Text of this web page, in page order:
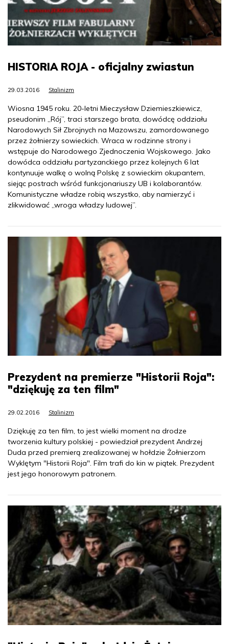
HISTORIA ROJA - oficjalny zwiastun
29.03.2016 Stalinizm
Wiosna 1945 roku. 20-letni Mieczysław Dziemieszkiewicz,
pseudonim „Rój”, traci starszego brata, dowódcę oddziału
Narodowych Sił Zbrojnych na Mazowszu, zamordowanego
przez żołnierzy sowieckich. Wraca w rodzinne strony i
wstępuje do Narodowego Zjednoczenia Wojskowego. Jako
dowódca oddziału partyzanckiego przez kolejnych 6 lat
kontynuuje walkę o wolną Polskę z sowieckim okupantem,
siejąc postrach wśród funkcjonariuszy UB i kolaborantów.
Komunistyczne władze robią wszystko, aby namierzyć i
zlikwidować „wroga władzy ludowej”.
Prezydent na premierze "Historii Roja":
"dziękuję za ten film"
29.02.2016 Stalinizm
Dziękuję za ten film, to jest wielki moment na drodze
tworzenia kultury polskiej - powiedział prezydent Andrzej
Duda przed premierą zrealizowanej w hołdzie Żołnierzom
Wyklętym "Historii Roja". Film trafi do kin w piątek. Prezydent
jest jego honorowym patronem.